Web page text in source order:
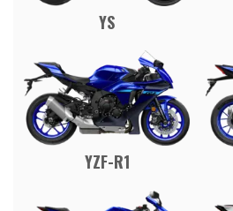
YS
YZF-R1